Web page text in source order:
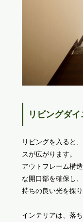
リビングダ
リビングを入ると
スが広がります。
アウトフレーム構
な開口部を確保し
持ちの良い光を採り
インテリアは、落